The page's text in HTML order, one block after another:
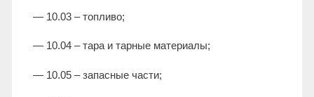
— 10.03 – топливо;
— 10.04 – тара и тарные материалы;
— 10.05 – запасные части;